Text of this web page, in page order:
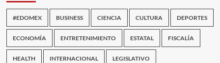
#EDOMEX BUSINESS CIENCIA CULTURA DEPORTES
ECONOMÍA ENTRETENIMIENTO ESTATAL FISCALÍA
HEALTH INTERNACIONAL LEGISLATIVO